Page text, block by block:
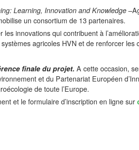
Learning, Innovation and Knowledge
un consortium de 13 partenaires.
innovations qui contribuent à
agricoles HVN et de renforcer les
finale du projet. A cette occasion,
et du Partenariat Européen
de toute l’Europe.
et le formulaire d’inscription en ligne sur